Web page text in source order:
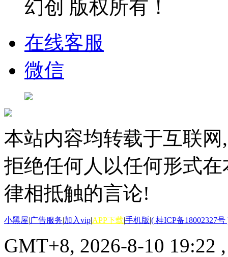
幻创 版权所有！
在线客服
微信
本站内容均转载于互联
拒绝任何人以任何形式
律相抵触的言论!
小黑屋|广告服务|加入vip|APP下载|手机版|( 桂ICP备18002327号
GMT+8, 2026-8-10 19:22